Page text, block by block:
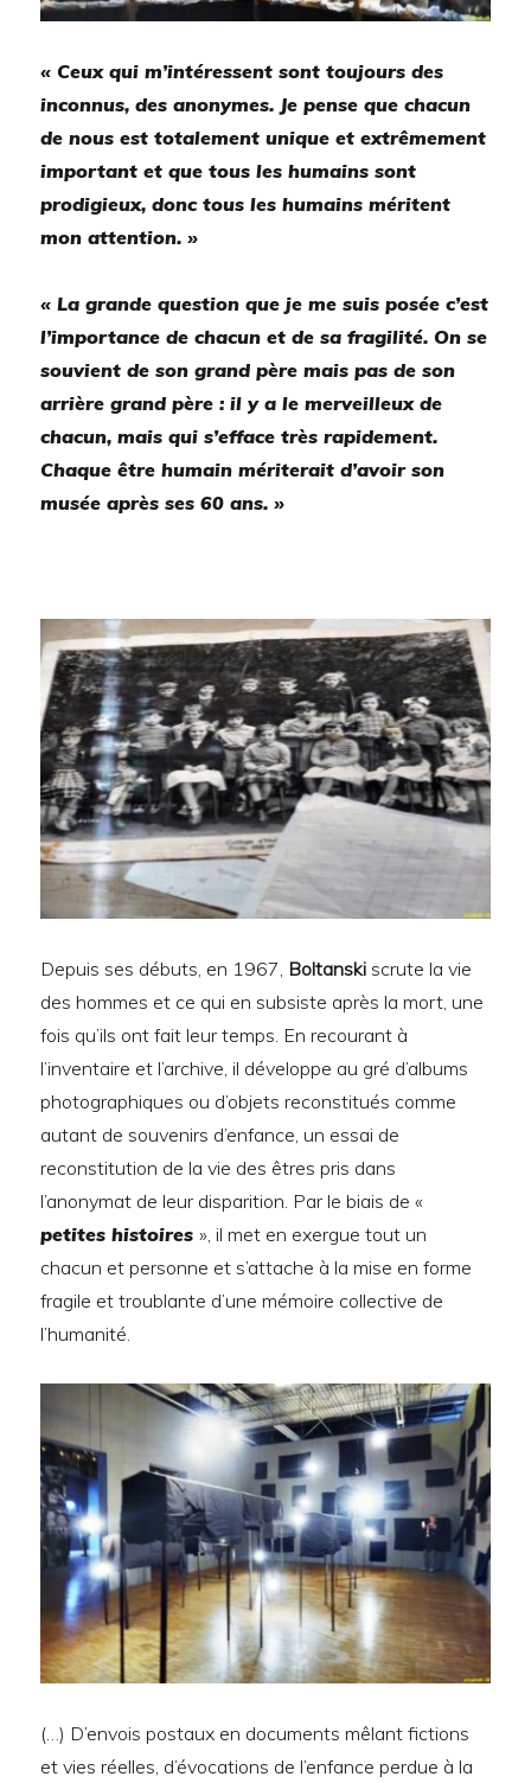
« Ceux qui m’intéressent sont toujours des
inconnus, des anonymes. Je pense que chacun
de nous est totalement unique et extrêmement
important et que tous les humains sont
prodigieux, donc tous les humains méritent
mon attention. »
« La grande question que je me suis posée c’est
l’importance de chacun et de sa fragilité. On se
souvient de son grand père mais pas de son
arrière grand père : il y a le merveilleux de
chacun, mais qui s’efface très rapidement.
Chaque être humain mériterait d’avoir son
musée après ses 60 ans. »
Depuis ses débuts, en 1967, Boltanskiscrute la vie
des hommes et ce qui en subsiste après la mort, une
fois qu’ils ont fait leur temps. En recourant à
l’inventaire et l’archive, il développe au gré d’albums
photographiques ou d’objets reconstitués comme
autant de souvenirs d’enfance, un essai de
reconstitution de la vie des êtres pris dans
l’anonymat de leur disparition. Par le biais de «
petites histoires», il met en exergue tout un
chacun et personne et s’attache à la mise en forme
fragile et troublante d’une mémoire collective de
l’humanité.
(…) D’envois postaux en documents mêlant fictions
et vies réelles, d’évocations de l’enfance perdue à la